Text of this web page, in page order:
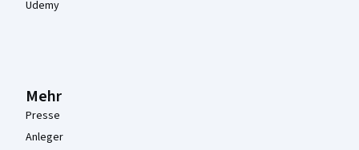
Udemy
Mehr
Presse
Anleger